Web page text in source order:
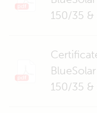
150/35
150/35